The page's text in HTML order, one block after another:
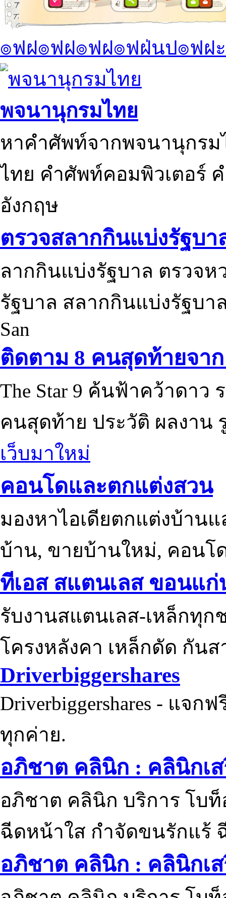
๏ฟฝ๏ฟฝ๏ฟฝ๏ฟฝ่นป๏ฟฝ
พจนานุกรมไทย
หาคำศัพท์จากพจนานุกรม
ไทย คำศัพท์คอมพิวเตอร์
อังกฤษ
ตรวจสลากกินแบ่งรัฐบา
ลากกินแบ่งรัฐบาล ตรวจ
รัฐบาล สลากกินแบ่งรัฐบา
San
ติดตาม 8 คนสุดท้ายจาก
The Star 9 ค้นฟ้าคว้าดาว
คนสุดท้าย ประวัติ ผลงาน
เว็บมาใหม่
คอนโดและตกแต่งสวน
มองหาไอเดียตกแต่งบ้าน
บ้าน, ขายบ้านใหม่, คอนโ
ทีเอส สแตนเลส ขอนแก่
รับงานสแตนเลส-เหล็กทุ
โครงหลังคา เหล็กดัด กัน
Driverbiggershares
Driverbiggershares - แจก
ทุกค่าย.
อภิชาต คลินิก : คลินิกเ
อภิชาต คลินิก บริการ โบ
ฉีดหน้าใส กำจัดขนรักแร้
อภิชาต คลินิก : คลินิกเ